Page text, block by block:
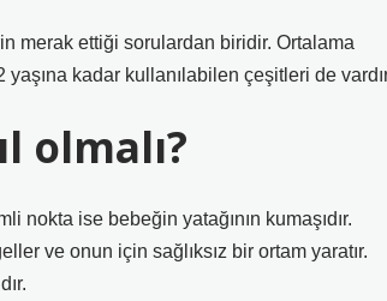
merak ettiği sorulardan biridir. Ortalama
kadar kullanılabilen çeşitleri de
olmalı?
nokta ise bebeğin yatağının kumaşıdır.
ve onun için sağlıksız bir ortam yaratır.